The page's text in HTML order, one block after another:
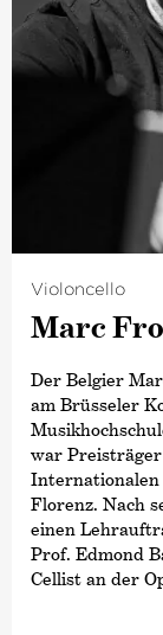
Violoncello
Marc
Der Belgier
am Brüsseler
war
Internationalen
Florenz. Nach
einen
Prof. Edmond
Cellist an der